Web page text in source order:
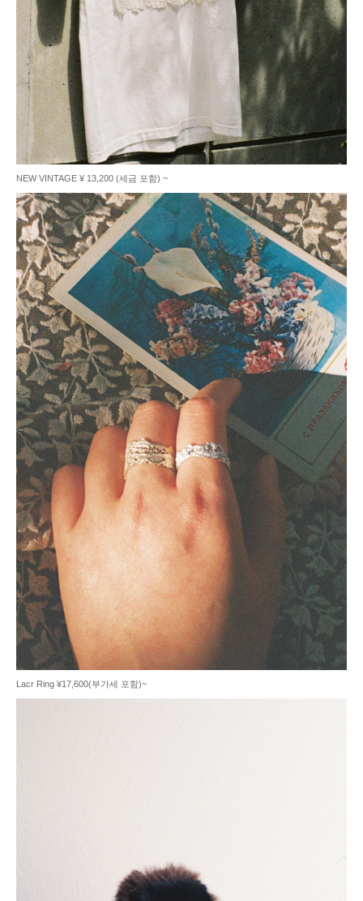
NEW VINTAGE ¥ 13,200 (세금 포함) ~
Lacr Ring ¥17,600(부가세 포함)~